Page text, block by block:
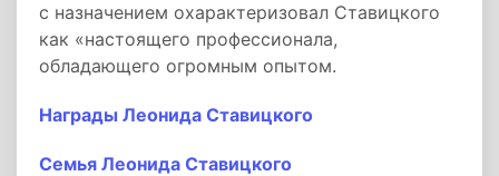
с назначением охарактеризовал Ставицкого
как «настоящего профессионала,
обладающего огромным опытом.
Награды Леонида Ставицкого
Семья Леонида Ставицкого